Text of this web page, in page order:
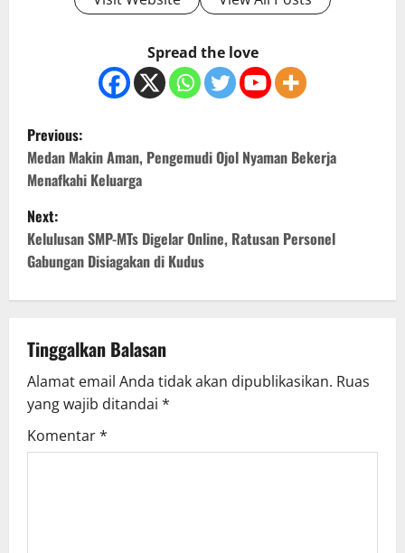
Spread the love
P
o
s
t
n
v
i
g
Previous:
Medan Makin Aman, Pengemudi Ojol Nyaman Bekerja
Menafkahi Keluarga
Next:
Kelulusan SMP-MTs Digelar Online, Ratusan Personel
Gabungan Disiagakan di Kudus
Tinggalkan Balasan
Alamat email Anda tidak akan dipublikasikan. Ruas
yang wajib ditandai *
Komentar*